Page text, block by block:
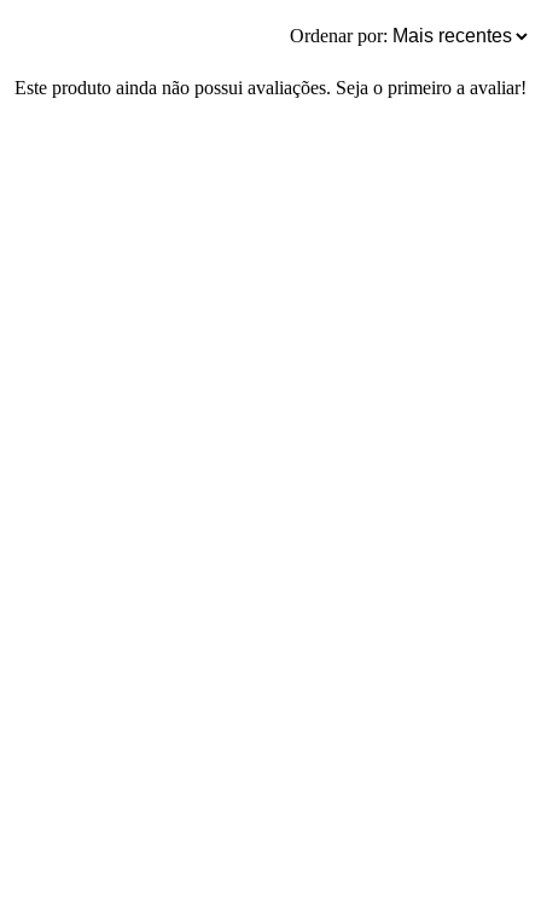
Ordenar por:
Este produto ainda não possui avaliações. Seja o primeiro a avaliar!